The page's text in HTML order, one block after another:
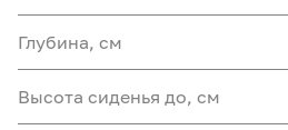
Глубина, см
Высота сиденья до, см